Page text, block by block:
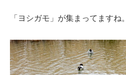
「ヨシガモ」が集まってますね。